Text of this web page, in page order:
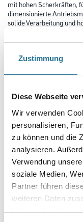
Zustimmung
Diese Webseite
Wir verwenden
personalisieren,
zu können und die
analysieren.
Verwendung
soziale Medien,
Partner führen
weiteren Daten
haben oder die sie
mit hohen Scherkräften,
dimensionierte
solide Verarbeitung und
Farbtonbezeichnung
Länge in Millimeter
Durchmesser in millimeter
Umrechnungsfaktoren